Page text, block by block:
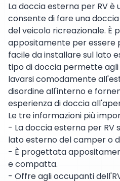
La doccia esterna per RV
consente di fare una
del veicolo ricreazionale. È
appositamente per
facile da installare sul lato
tipo di doccia permette
lavarsi comodamente
disordine all'interno e
esperienza di doccia
Le tre informazioni più
- La doccia esterna per RV
lato esterno del camper o
- È progettata
e compatta.
- Offre agli occupanti